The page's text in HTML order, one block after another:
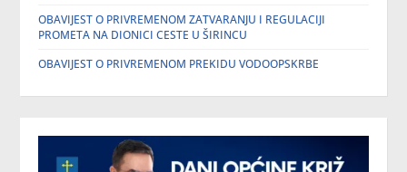
OBAVIJEST O PRIVREMENOM ZATVARANJU I REGULACIJI
PROMETA NA DIONICI CESTE U ŠIRINCU
OBAVIJEST O PRIVREMENOM PREKIDU VODOOPSKRBE